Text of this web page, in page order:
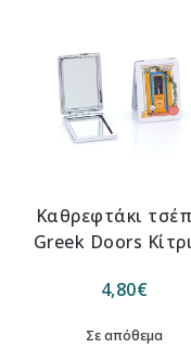
Καθρεφτάκι
Greek Doors
4,80€
Σε απόθεμα